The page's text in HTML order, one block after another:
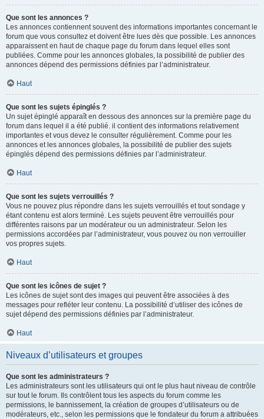
Que sont les annonces ?
Les annonces contiennent souvent des informations importantes concernant le
forum que vous consultez et doivent être lues dès que possible. Les annonces
apparaissent en haut de chaque page du forum dans lequel elles sont
publiées. Comme pour les annonces globales, la possibilité de publier des
annonces dépend des permissions définies par l’administrateur.
Haut
Que sont les sujets épinglés ?
Un sujet épinglé apparaît en dessous des annonces sur la première page du
forum dans lequel il a été publié. il contient des informations relativement
importantes et vous devez le consulter régulièrement. Comme pour les
annonces et les annonces globales, la possibilité de publier des sujets
épinglés dépend des permissions définies par l’administrateur.
Haut
Que sont les sujets verrouillés ?
Vous ne pouvez plus répondre dans les sujets verrouillés et tout sondage y
étant contenu est alors terminé. Les sujets peuvent être verrouillés pour
différentes raisons par un modérateur ou un administrateur. Selon les
permissions accordées par l’administrateur, vous pouvez ou non verrouiller
vos propres sujets.
Haut
Que sont les icônes de sujet ?
Les icônes de sujet sont des images qui peuvent être associées à des
messages pour refléter leur contenu. La possibilité d’utiliser des icônes de
sujet dépend des permissions définies par l’administrateur.
Haut
Niveaux d’utilisateurs et groupes
Que sont les administrateurs ?
Les administrateurs sont les utilisateurs qui ont le plus haut niveau de contrôle
sur tout le forum. Ils contrôlent tous les aspects du forum comme les
permissions, le bannissement, la création de groupes d’utilisateurs ou de
modérateurs, etc., selon les permissions que le fondateur du forum a attribuées